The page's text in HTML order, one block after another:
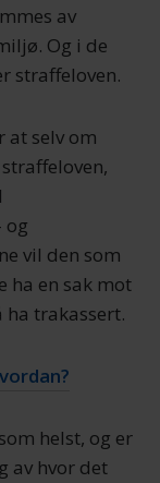
av
Og i de
straffeloven.
at selv om
og
vil den som
ha en sak mot
ha trakassert.
helst, og er
av hvor det